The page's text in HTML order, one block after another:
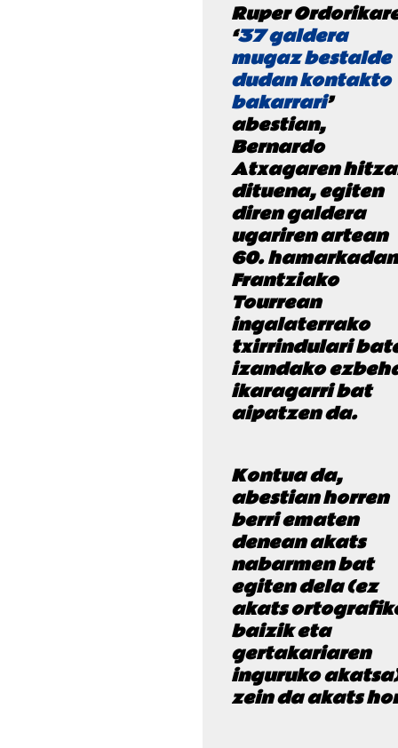
Ruper
‘37 galdera
mugaz bestalde
dudan kontakto
bakarrari’
abestian,
Bernardo
Atxagaren
dituena, egiten
diren galdera
ugariren artean
60. hamarkadan
Frantziako
Tourrean
ingalaterrako
txirrindulari
izandako
ikaragarri bat
aipatzen da.
Kontua da,
abestian horren
berri ematen
denean akats
nabarmen bat
egiten dela (ez
akats
baizik eta
gertakariaren
inguruko
zein da akats